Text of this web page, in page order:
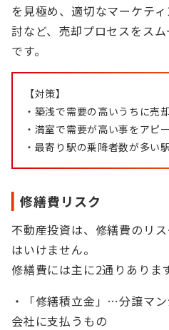
を見極め、適切なマーケテ
討など、売却プロセスをス
です。
【対策】
・築浅で需要の高いうちに売
・満室で需要が高い事をアピ
・最寄り駅の乗降者数が多い
修繕費リスク
不動産投資は、修繕費のリ
はいけません。
修繕費には主に2通りあります
・「修繕積立金」…分譲マ
会社に支払うもの